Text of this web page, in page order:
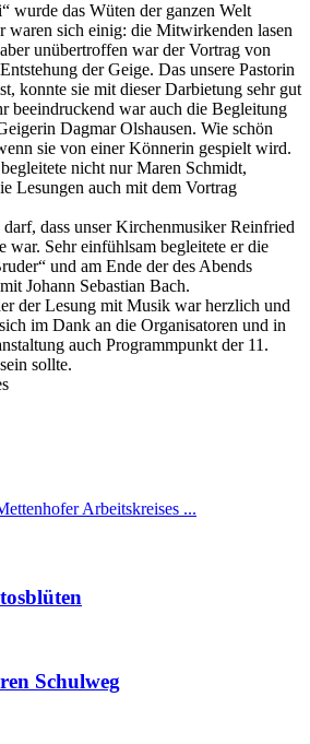
wurde das Wüten der ganzen Welt
waren sich einig: die Mitwirkenden lasen
unübertroffen war der Vortrag von
der Geige. Das unsere Pastorin
konnte sie mit dieser Darbietung sehr gut
beeindruckend war auch die Begleitung
Dagmar Olshausen. Wie schön
sie von einer Könnerin gespielt wird.
nicht nur Maren Schmidt,
Lesungen auch mit dem Vortrag
dass unser Kirchenmusiker Reinfried
war. Sehr einfühlsam begleitete er die
und am Ende der des Abends
Johann Sebastian Bach.
der Lesung mit Musik war herzlich und
im Dank an die Organisatoren und in
auch Programmpunkt der 11.
sollte.
Arbeitskreises ...
Schulweg